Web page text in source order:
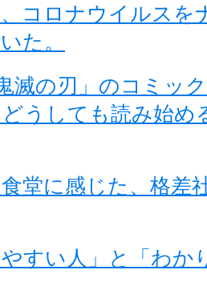
コロナウイルスを
た。
滅の刃」のコミッ
うしても読み始め
堂に感じた、格差
やすい人」と「わか